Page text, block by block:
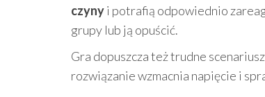
czynyi potrafią odpowiednio
grupy lub ją opuścić.
Gra dopuszcza też trudne
rozwiązanie wzmacnia napięcie i